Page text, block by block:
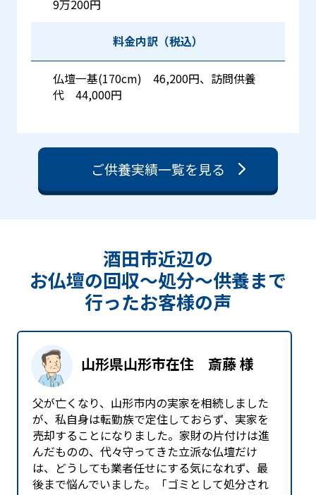
9万200円
料金内訳（税込）
仏壇一基(170cm) 46,200円、訪問供養
代 44,000円
ご供養実績一覧を見る
酒田市近辺の
お仏壇の回収〜処分〜供養まで
行ったお客様の声
山形県山形市在住 斎藤 様
父が亡くなり、山形市内の実家を相続しました
が、私自身は転勤族で定住しておらず、実家を
売却することになりました。家財の片付けは進
んだものの、代々守ってきた立派な仏壇だけ
は、どうしても業者任せにする気になれず、最
後まで悩んでいました。「ゴミとして処分され